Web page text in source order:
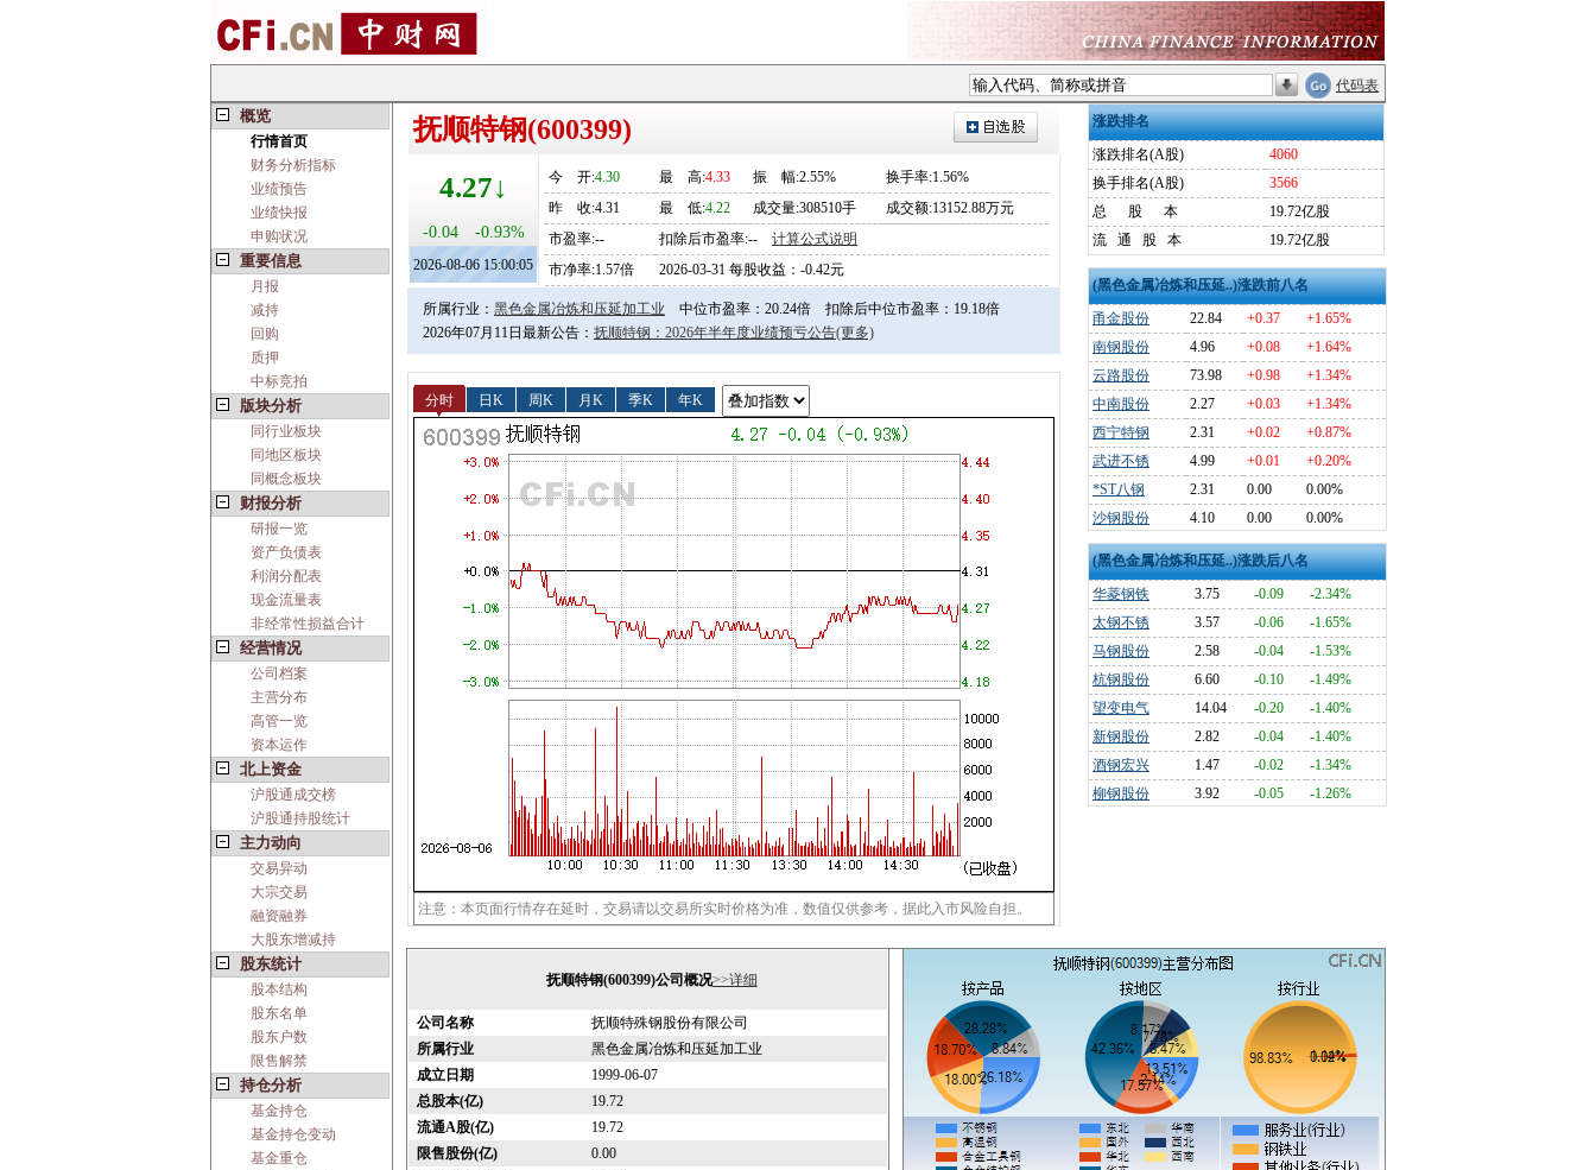
代码表
概览
行情首页
财务分析指标
业绩预告
业绩快报
申购状况
重要信息
月报
减持
回购
质押
中标竞拍
版块分析
同行业板块
同地区板块
同概念板块
财报分析
研报一览
资产负债表
利润分配表
现金流量表
非经常性损益合计
经营情况
公司档案
主营分布
高管一览
资本运作
北上资金
沪股通成交榜
沪股通持股统计
主力动向
交易异动
大宗交易
融资融券
大股东增减持
股东统计
股本结构
股东名单
股东户数
限售解禁
持仓分析
基金持仓
基金持仓变动
基金重仓
抚顺特钢(600399)
4.27↓
-0.04 -0.93%
2026-08-06 15:00:05
今 开:4.30 最 高:4.33 振 幅:2.55%
换手率:1.56%
昨
收:4.31 最 低:4.22 成交量:308510手
成交额:13152.88万元
市盈率:--
扣除后市盈率:--
计算公式说明
市净率:1.57倍
2026-03-31 每股收益：-0.42元
所属行业： 黑色金属冶炼和压延加工业 中位市盈率：20.24倍
扣除后中位市盈率：19.18倍
2026年07月11日最新公告： 抚顺特钢：2026年半年度业绩预亏公告(更多)
分时 日K 周K 月K 季K 年K
注意：本页面行情存在延时，交易请以交易所实时价格为准，数值仅供参考，据此入市风险自担。
涨跌排名
涨跌排名(A股)
4060
换手排名(A股)
3566
总
股 本
19.72亿股
流
通 股 本 19.72亿股
(黑色金属冶炼和压延..)涨跌前八名
甬金股份
22.84 +0.37
+1.65%
南钢股份
4.96 +0.08
+1.64%
云路股份
73.98 +0.98
+1.34%
中南股份
2.27 +0.03
+1.34%
西宁特钢
2.31 +0.02
+0.87%
武进不锈
4.99 +0.01
+0.20%
*ST八钢
2.31 0.00
0.00%
沙钢股份
4.10 0.00 0.00%
(黑色金属冶炼和压延..)涨跌后八名
华菱钢铁
3.75 -0.09
-2.34%
太钢不锈
3.57 -0.06
-1.65%
马钢股份
2.58 -0.04
-1.53%
杭钢股份
6.60 -0.10
-1.49%
望变电气
14.04 -0.20
-1.40%
新钢股份
2.82 -0.04
-1.40%
酒钢宏兴
1.47 -0.02
-1.34%
柳钢股份
3.92 -0.05 -1.26%
抚顺特钢(600399)公司概况>>详细
公司名称
抚顺特殊钢股份有限公司
所属行业
黑色金属冶炼和压延加工业
成立日期
1999-06-07
总股本(亿)
19.72
流通A股(亿)
19.72
限售股份(亿)
0.00